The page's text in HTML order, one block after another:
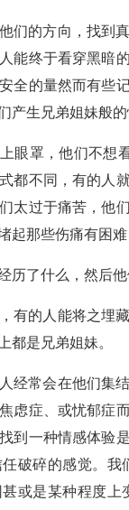
们的方向，找到
能终于看穿黑暗
全的量然而有些
产生兄弟姐妹般的
眼罩，他们不想
都不同，有的人
太过于痛苦，他
起那些伤痛有困
历了什么，然后
有的人能将之埋
都是兄弟姐妹。
经常会在他们集
虑症、或忧郁症
到一种情感体验
破碎的感觉。
或是某种程度